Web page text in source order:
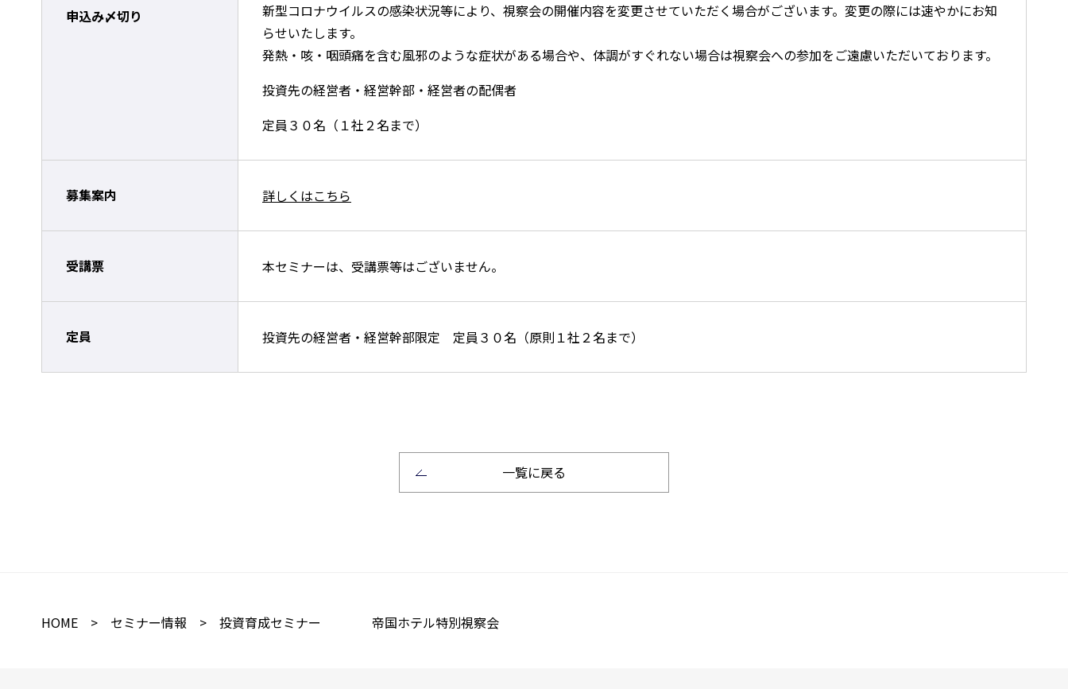
申込み〆切り
新型コロナウイルスの感染状況等により、視察会の開催内容を変更させていただく場合がございます。変更の際には速やかにお知
らせいたします。
発熱・咳・咽頭痛を含む風邪のような症状がある場合や、体調がすぐれない場合は視察会への参加をご遠慮いただいております。
投資先の経営者・経営幹部・経営者の配偶者
定員３０名（１社２名まで）
募集案内 詳しくはこちら
受講票 本セミナーは、受講票等はございません。
定員 投資先の経営者・経営幹部限定 定員３０名（原則１社２名まで）
一覧に戻る
HOME > セミナー情報 > 投資育成セミナー 帝国ホテル特別視察会